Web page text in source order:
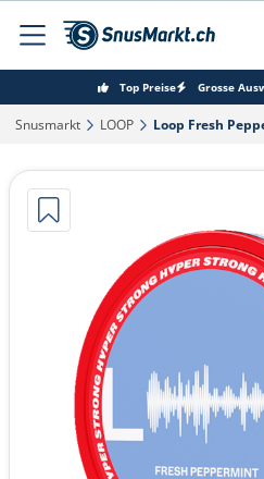
Top Preise Grosse
Snusmarkt‎ LOOP‎ Loop Fresh